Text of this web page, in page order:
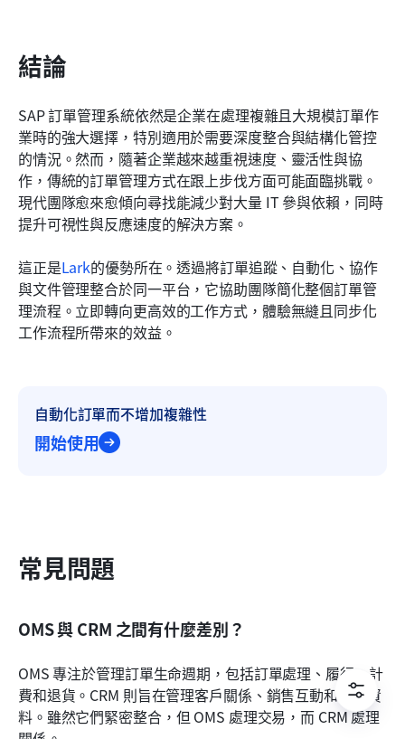
結論
SAP 訂單管理系統依然是企業在處理複雜且大規模訂單作
業時的強大選擇，特別適用於需要深度整合與結構化管控
的情況。然而，隨著企業越來越重視速度、靈活性與協
作，傳統的訂單管理方式在跟上步伐方面可能面臨挑戰。
現代團隊愈來愈傾向尋找能減少對大量 IT 參與依賴，同時
提升可視性與反應速度的解決方案。
這正是Lark的優勢所在。透過將訂單追蹤、自動化、協作
與文件管理整合於同一平台，它協助團隊簡化整個訂單管
理流程。立即轉向更高效的工作方式，體驗無縫且同步化
工作流程所帶來的效益。
自動化訂單而不增加複雜性
開始使用
常見問題
OMS 與 CRM 之間有什麼差別？
OMS 專注於管理訂單生命週期，包括訂單處理、履行、計
費和退貨。CRM 則旨在管理客戶關係、銷售互動和客戶資
料。雖然它們緊密整合，但 OMS 處理交易，而 CRM 處理